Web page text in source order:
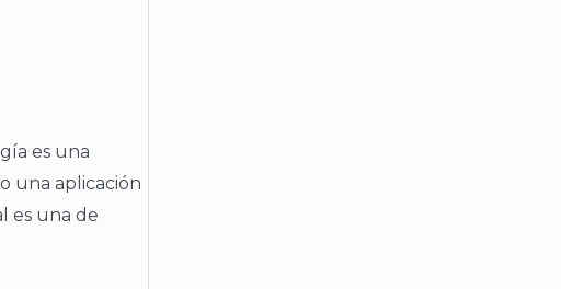
es una
una aplicación
es una de